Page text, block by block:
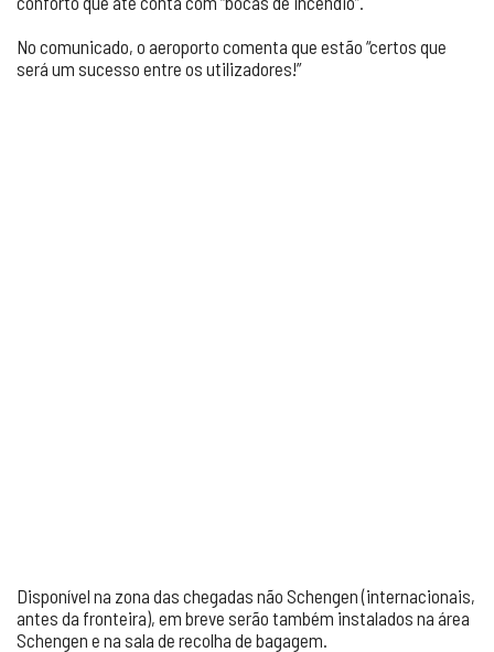
No comunicado, o aeroporto comenta que estão “certos que
será um sucesso entre os utilizadores!”
Disponível na zona das chegadas não Schengen (internacionais,
antes da fronteira), em breve serão também instalados na área
Schengen e na sala de recolha de bagagem.